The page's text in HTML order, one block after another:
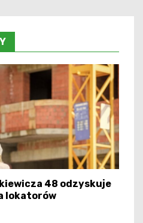
48 odzyskuje
lokatorów